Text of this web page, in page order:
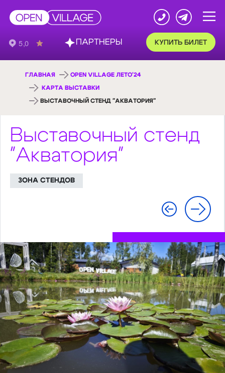
КУПИТЬ БИЛЕТ
ГЛАВНАЯ OPEN VILLAGE ЛЕТО'24
КАРТА ВЫСТАВКИ
ВЫСТАВОЧНЫЙ СТЕНД "АКВАТОРИЯ"
Выставочный стенд
"Акватория"
ЗОНА СТЕНДОВ